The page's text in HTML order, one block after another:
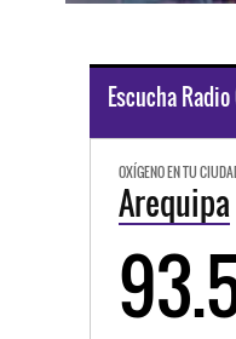
Escucha Radio
OXÍGENO EN TU
Arequipa